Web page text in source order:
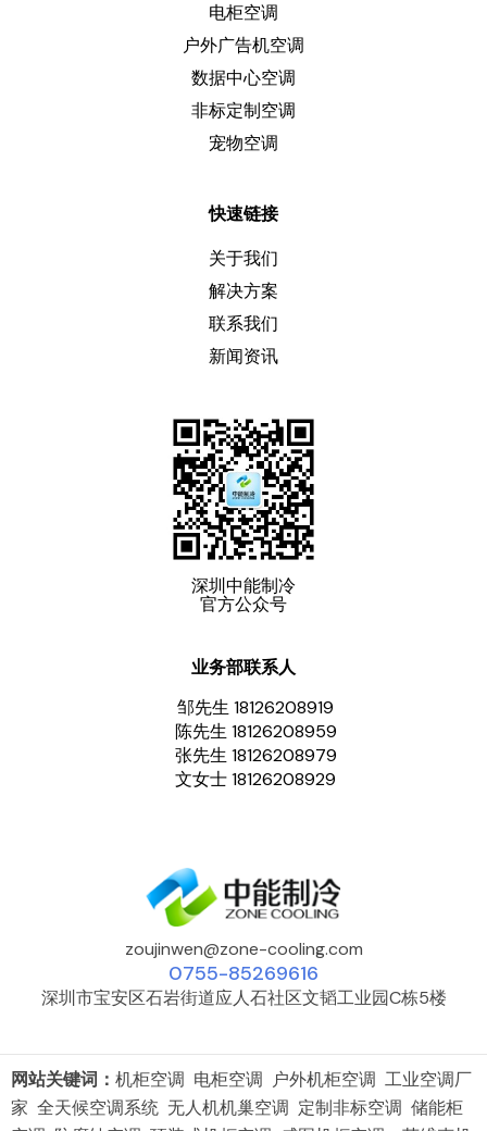
电柜空调
户外广告机空调
数据中心空调
非标定制空调
宠物空调
快速链接
关于我们
解决方案
联系我们
新闻资讯
深圳中能制冷
官方公众号
业务部联系人
邹先生 18126208919
陈先生 18126208959
张先生 18126208979
文女士 18126208929
zoujinwen@zone-cooling.com
0755-85269616
深圳市宝安区石岩街道应人石社区文韬工业园C栋5楼
网站关键词： 机柜空调 电柜空调 户外机柜空调 工业空调厂
家 全天候空调系统 无人机机巢空调 定制非标空调 储能柜